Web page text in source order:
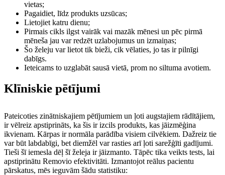
vietas;
Pagaidiet, līdz produkts uzsūcas;
Lietojiet katru dienu;
Pirmais cikls ilgst vairāk vai mazāk mēnesi un pēc pirmā
mēneša jau var redzēt uzlabojumus un izmaiņas;
Šo želeju var lietot tik bieži, cik vēlaties, jo tas ir pilnīgi
dabīgs.
Ieteicams to uzglabāt sausā vietā, prom no siltuma avotiem.
Klīniskie pētījumi
Pateicoties zinātniskajiem pētījumiem un ļoti augstajiem rādītājiem,
ir vēlreiz apstiprināts, ka šis ir izcils produkts, kas jāizmēģina
ikvienam. Kārpas ir normāla parādība visiem cilvēkiem. Dažreiz tie
var būt labdabīgi, bet diemžēl var rasties arī ļoti sarežģīti gadījumi.
Tieši šī iemesla dēļ šī želeja ir jāizmanto. Tāpēc tika veikts tests, lai
apstiprinātu Removio efektivitāti. Izmantojot reālus pacientu
pārskatus, mēs ieguvām šādu statistiku: